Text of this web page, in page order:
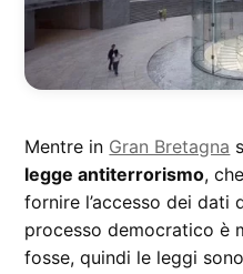
Mentre in Gran Bretagna
legge antiterrorismo,
fornire l’accesso dei dati
processo democratico è
fosse, quindi le leggi